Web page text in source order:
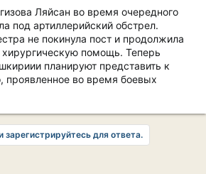
Ляйсан во время очередного
под артиллерийский обстрел.
не покинула пост и продолжила
помощь. Теперь
планируют представить к
проявленное во время боевых
зарегистрируйтесь для ответа.